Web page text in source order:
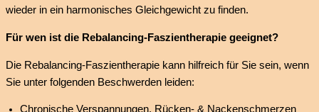
wieder in ein harmonisches Gleichgewicht zu finden.
Für wen ist die Rebalancing-Faszientherapie geeignet?
Die Rebalancing-Faszientherapie kann hilfreich für Sie sein, wenn
Sie unter folgenden Beschwerden leiden:
Chronische Verspannungen, Rücken- & Nackenschmerzen